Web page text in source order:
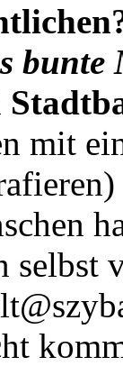
bunte
mit
selbst